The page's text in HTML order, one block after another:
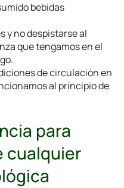
bebidas
y no despistarse al
que tengamos en el
de circulación en
al principio de
para
cualquier